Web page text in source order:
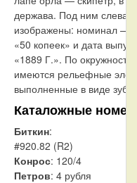
держава. Под ним слева
изображены: номинал —
«50 копеек» и дата
«1889 Г.». По окружности
имеются рельефные
выполненные в виде
Каталожные
Биткин:
#920.82 (R2)
Конрос: 120/4
Петров: 4 рубля